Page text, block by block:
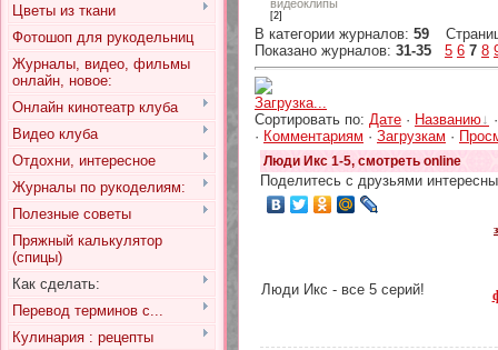
Цветы из ткани
Фотошоп для рукодельниц
Журналы, видео, фильмы
онлайн, новое:
Онлайн кинотеатр клуба
Видео клуба
Отдохни, интересное
Журналы по рукоделиям:
Полезные советы
Пряжный калькулятор
(спицы)
Как сделать:
Перевод терминов с...
Кулинария : рецепты
видеоклипы
[2]
В категории журналов: 59
Показано журналов: 31-35
5 6 7 8
Загрузка...
Сортировать по: Дате · Названию
· Комментариям · Загрузкам ·
Люди Икс 1-5, смотреть online
Поделитесь с друзьями
Люди Икс - все 5 серий!